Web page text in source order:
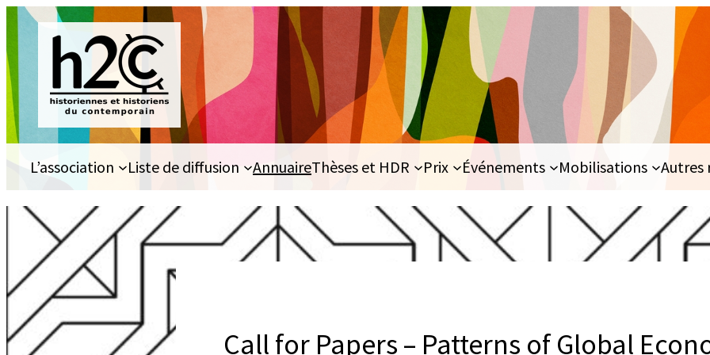
Aller
au
contenu
L’association Liste de diffusion AnnuaireThèses et HDR Prix Événements Mobilisations Autres
Call for Papers – Patterns of Global